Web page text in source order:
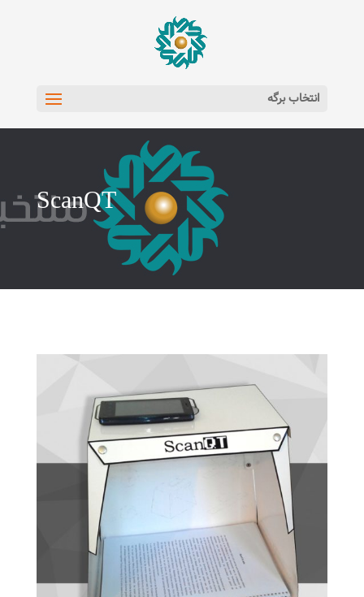
انتخاب برگه
ScanQT